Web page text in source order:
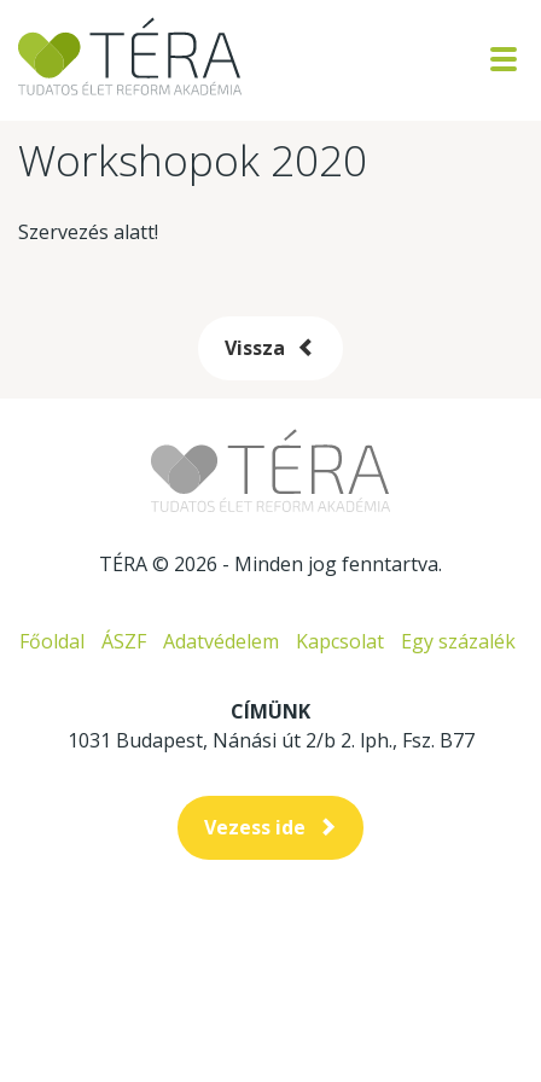
Workshopok 2020
Szervezés alatt!
Vissza
TÉRA © 2026 - Minden jog fenntartva.
Főoldal ÁSZF Adatvédelem Kapcsolat Egy százalék
CÍMÜNK
1031 Budapest, Nánási út 2/b 2. lph., Fsz. B77
Vezess ide